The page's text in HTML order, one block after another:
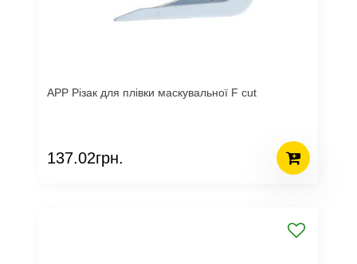
APP Різак для плівки маскувальної F cut
137.02грн.